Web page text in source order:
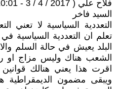
فلاح علي ( 2017 / 4 / 3 - 10:01 )
السيد فاخر
التعددية السياسية لا تعني
تعلم ان التعددية السياسية
البلد يعيش في حالة السلم
الشعب هناك وليس مزاج او
اقرت هذا يعني هنالك
ويبقى مضمون الديمقراطية